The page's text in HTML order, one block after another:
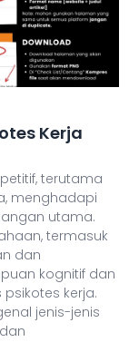
Kerja
terutama
menghadapi
utama.
termasuk
dan
kognitif dan
kerja.
jenis-jenis